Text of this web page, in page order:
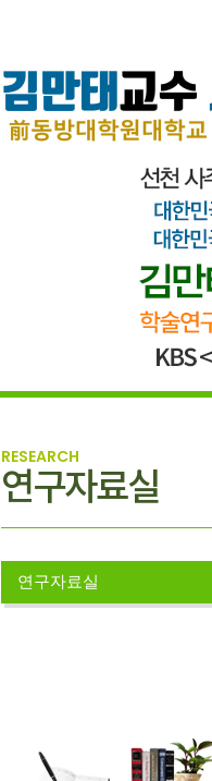
RESEARCH
연구자료실
연구자료실